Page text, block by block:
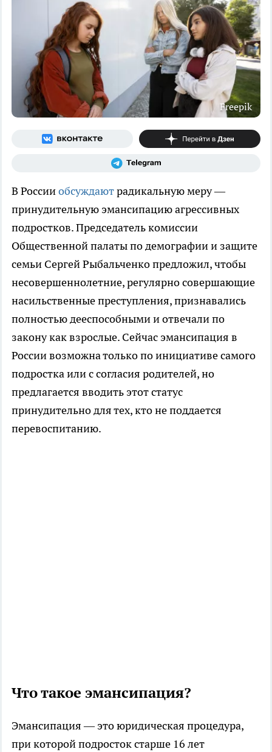
Freepik
В Россииобсуждаютрадикальную меру —
принудительную эмансипацию агрессивных
подростков. Председатель комиссии
Общественной палаты по демографии и защите
семьи Сергей Рыбальченко предложил, чтобы
несовершеннолетние, регулярно совершающие
насильственные преступления, признавались
полностью дееспособными и отвечали по
закону как взрослые. Сейчас эмансипация в
России возможна только по инициативе самого
подростка или с согласия родителей, но
предлагается вводить этот статус
принудительно для тех, кто не поддается
перевоспитанию.​
Что такое эмансипация?
Эмансипация — это юридическая процедура,
при которой подросток старше 16 лет